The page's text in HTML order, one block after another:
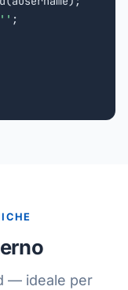
'' ;
— ideale per